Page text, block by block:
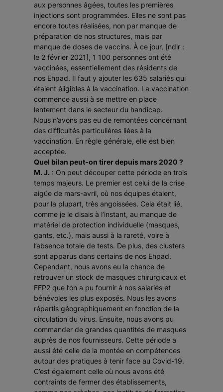
aux personnes âgées, toutes les premières
injections sont programmées. Elles ne sont pas
encore toutes réalisées, non par manque de
préparation de nos structures, mais par
manque de doses de vaccins. À ce jour, [ndlr :
le 2 février 2021], 1 100 personnes ont été
vaccinées, essentiellement des résidents de
nos Ehpad. Il faut y ajouter les 635 salariés qui
étaient éligibles à la vaccination. La vaccination
commence aussi à se mettre en place
lentement dans le secteur du handicap.
Nous n’avons pas eu de remontées concernant
des difficultés particulières liées à la
vaccination. En règle générale, elle est bien
acceptée.
Quel bilan peut-on tirer depuis mars 2020 ?
M. J. : On peut découper cette période en trois
temps majeurs. Le premier est celui de la crise
aigüe de mars-avril, où nos équipes étaient,
pour la plupart, très angoissées. Cela était lié,
comme je le disais à l’instant, au manque de
matériel de protection individuelle (masques,
gants, etc.), mais aussi à la rareté, voire à
l’absence totale de tests. De plus, des clusters
sont apparus dans certains de nos Ehpad.
Cependant, nous avons eu la chance de
retrouver un stock de masques chirurgicaux et
FFP2 que l’on a pu fournir à nos salariés et
bénévoles les plus exposés. Nous les avons
répartis géographiquement en fonction de la
circulation du virus. Ensuite, nous avons pu
commander de grandes quantités de masques
auprès de nos fournisseurs. Cette période a
aussi été celle de la montée en compétences
autour des pratiques à tenir face au Covid-19.
C’est également celle où nous avons été
contraints de fermer des établissements,